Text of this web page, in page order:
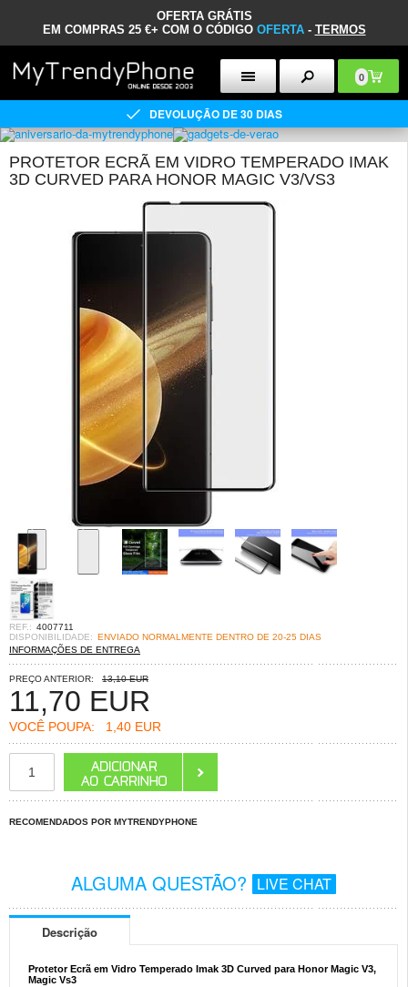
OFERTA GRÁTIS
EM COMPRAS 25 €+ COM O CÓDIGO OFERTA- TERMOS
0
DEVOLUÇÃO DE 30 DIAS
PROTETOR ECRÃ EM VIDRO TEMPERADO IMAK
3D CURVED PARA HONOR MAGIC V3/VS3
REF.: 4007711
DISPONIBILIDADE: ENVIADO NORMALMENTE DENTRO DE 20-25 DIAS
INFORMAÇÕES DE ENTREGA
PREÇO ANTERIOR: 13,10 EUR
11,70 EUR
VOCÊ POUPA: 1,40 EUR
RECOMENDADOS POR MYTRENDYPHONE
ALGUMA QUESTÃO? LIVE CHAT
Descrição
Protetor Ecrã em Vidro Temperado Imak 3D Curved para Honor Magic V3,
Magic Vs3